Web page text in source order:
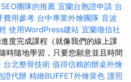
團隊的推薦 宜蘭台胞證申請 台
費用參考 台中專業外燴團隊 音波
使用WordPress建站 宜蘭徵信社
度完成課程（就像我們的線上課
時隨地學習，只要您願意並且時間
台北整骨技術 值得信賴的辦桌外燴
證代辦 精緻BUFFET外燴菜色 護照